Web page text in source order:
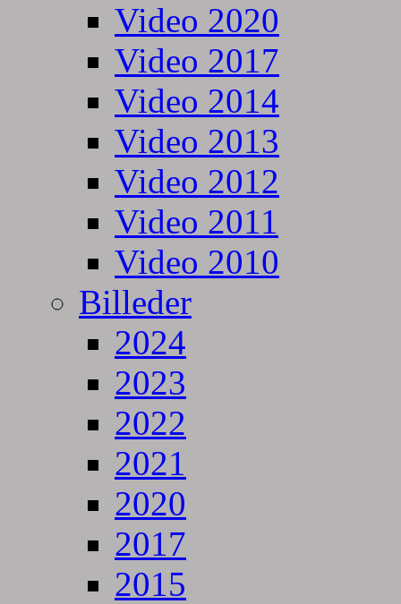
Video 2020
Video 2017
Video 2014
Video 2013
Video 2012
Video 2011
Video 2010
Billeder
2024
2023
2022
2021
2020
2017
2015